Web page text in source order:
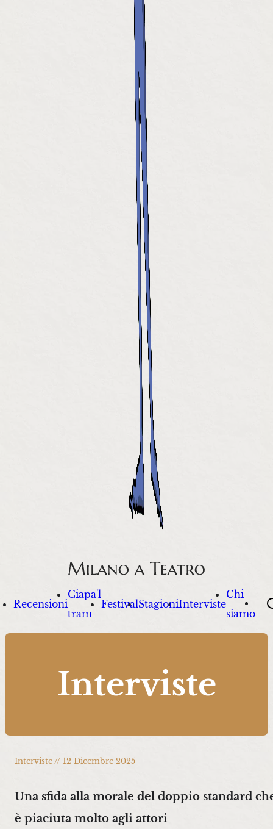
Recensioni
Ciapa'l
tram
FestivalStagioniInterviste
Chi
siamo
Interviste
Una sfida alla morale del doppio standard
è piaciuta molto agli attori
Interviste // 12 Dicembre 2025